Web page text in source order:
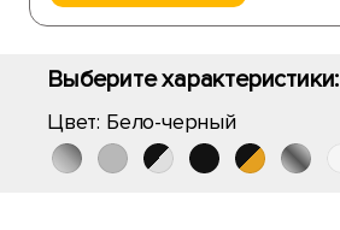
Выберите характеристики:
Цвет: Бело-черный